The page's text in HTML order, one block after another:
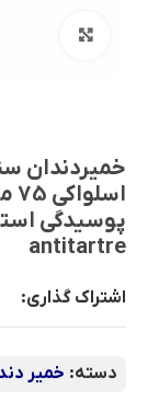
antitartre
اشتراک گذاری:
دسته: خمیر